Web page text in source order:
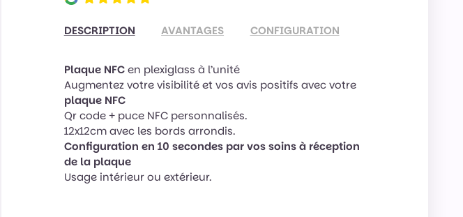
DESCRIPTION AVANTAGES CONFIGURATION
Plaque NFCen plexiglass à l’unité
Augmentez votre visibilité et vos avis positifs avec votre
plaque NFC
Qr code + puce NFC personnalisés.
12x12cm avec les bords arrondis.
Configuration en 10 secondes par vos soins à réception
de la plaque
Usage intérieur ou extérieur.